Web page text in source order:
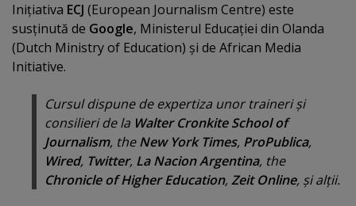
Iniţiativa ECJ (European Journalism Centre) este
susţinută de Google, Ministerul Educaţiei din Olanda
(Dutch Ministry of Education) şi de African Media
Initiative.
Cursul dispune de expertiza unor traineri şi
consilieri de la Walter Cronkite School of
Journalism, theNew York Times, ProPublica,
Wired, Twitter, La Nacion Argentina, the
Chronicle of Higher Education,Zeit Online, şi alţii.